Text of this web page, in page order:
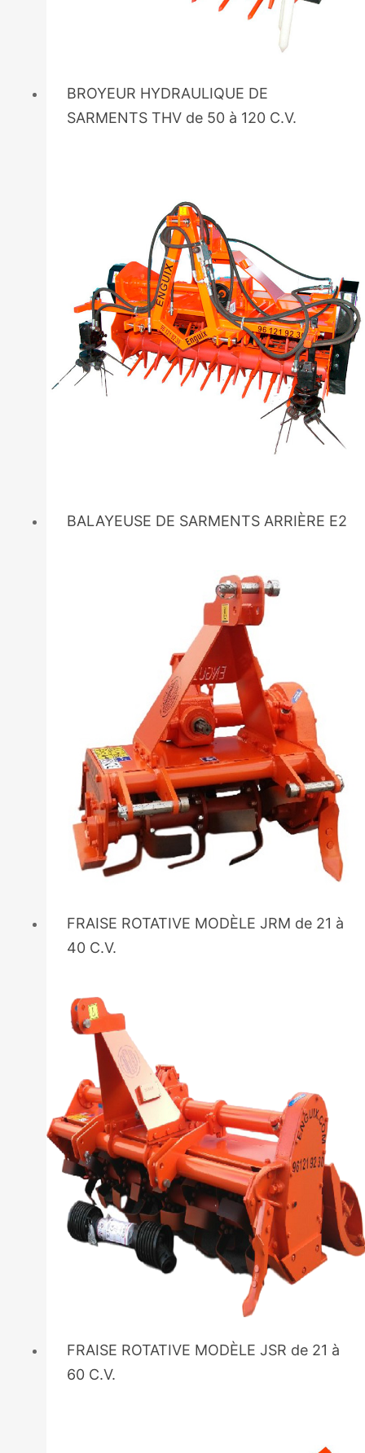
BROYEUR HYDRAULIQUE DE
SARMENTS THV de 50 à 120 C.V.
BALAYEUSE DE SARMENTS ARRIÈRE E2
FRAISE ROTATIVE MODÈLE JRM de 21 à
40 C.V.
FRAISE ROTATIVE MODÈLE JSR de 21 à
60 C.V.